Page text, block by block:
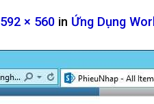
592 × 560 in Ứng Dụng